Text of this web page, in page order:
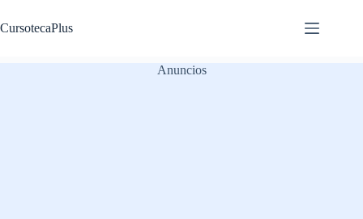
al
contenido
CursotecaPlus
Anuncios